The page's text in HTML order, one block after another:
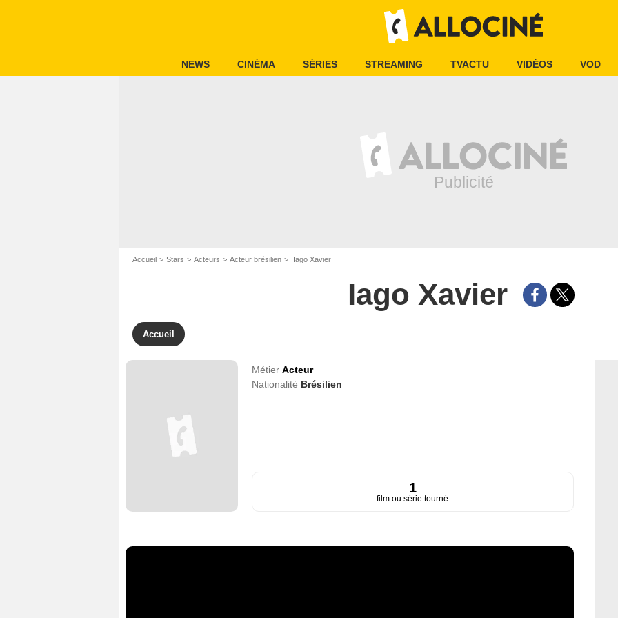
NEWS CINÉMA SÉRIES STREAMING TVACTU VIDÉOS VOD
Accueil Stars Acteurs Acteur brésilien Iago Xavier
Iago Xavier
Accueil
Métier Acteur
Nationalité Brésilien
1
film ou série tourné